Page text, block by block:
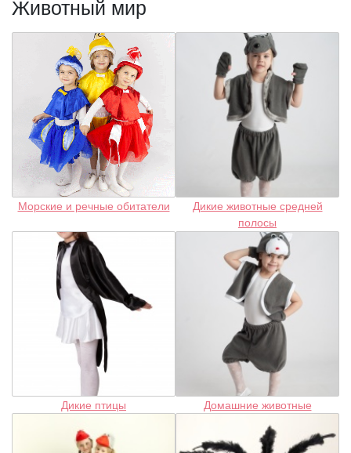
Животный мир
Морские и речные обитатели
Дикие животные средней
полосы
Дикие птицы Домашние животные